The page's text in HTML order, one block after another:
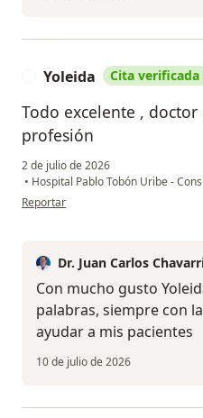
Yoleida Cita verificada
Todo excelente ,
profesión
2 de julio de 2026
• Hospital Pablo Tobón Uribe -
en opinión del usuario Yoleida
Reportar
Dr. Juan Carlos
Con mucho gusto
palabras, siempre con
ayudar a mis pacientes
10 de julio de 2026